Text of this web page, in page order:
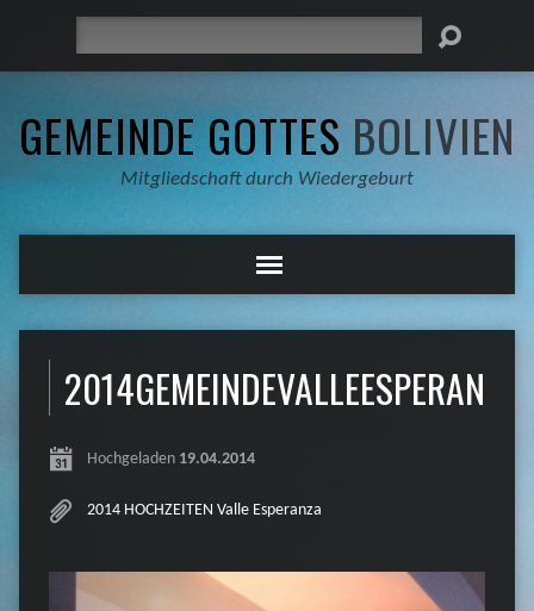
GEMEINDE GOTTES BOLIVIEN
Mitgliedschaft durch Wiedergeburt
Hochgeladen 19.04.2014
2014 HOCHZEITEN Valle Esperanza